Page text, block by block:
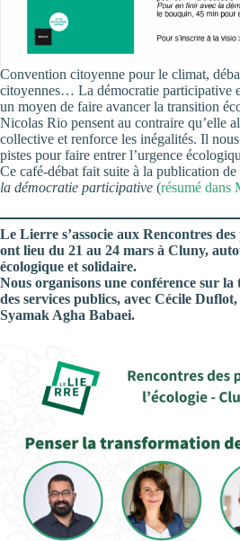
Convention citoyenne pour le climat,
citoyennes… La démocratie participative
un moyen de faire avancer la transition
Nicolas Rio pensent au contraire qu’elle
collective et renforce les inégalités. Il
pistes pour faire entrer l’urgence
Ce café-débat fait suite à la publication
la démocratie participative (résumé dans
Le Lierre s’associe aux Rencontres des
ont lieu du 21 au 24 mars à Cluny,
écologique et solidaire.
Nous organisons une conférence sur
des services publics, avec Cécile
Syamak Agha Babaei.